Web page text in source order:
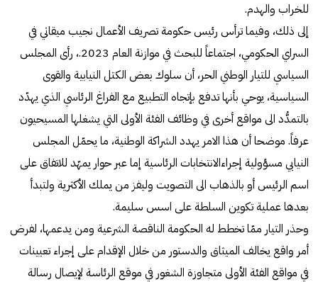
للخراب والهدم.
إلى ذلك، وفيما ترأس رئيس حكومة تصريف الأعمال نجيب ميقاتي في
السراي الحكومي، اجتماعاً للبحث في موازنة العام 2023.، رأى المجلس
السياسي للتيار الوطني الحر، أن سلوك بعض الكتل النيابية والقوى
السياسية، يوحي بأنها تدفع بإتجاه التطبيع مع الفراغ الرئاسي الذي يهدّد
بالتمدُّد الى مواقع أخرى في وظائف الفئة الأولى التي يشغلها المسيحيون
عرفاً. موضحا أن هذا الامر يهدد الشراكة الوطنية، ما يحمّل المجلس
النيابي مسؤولية إجراءالانتخابات الرئاسية إما عبر حوار يمهّد للاتفاق على
اسم الرئيس أو بالذهاب الى التصويت وليفز من يملك الأكثرية ولتبدأ
بعدها عملية تكوين السلطة على اسس سليمة.
وحذر التيار ممّا تخطط له الحكومة الناقصة الشرعية ومن يدعمها، لفرض
أمر واقع يخالف الميثاق والدستور من خلال الإقدام على إجراء تعيينات
في مواقع الفئة الأولى متجاوزة الشغور في موقع الرئاسة لإيصال رسالة